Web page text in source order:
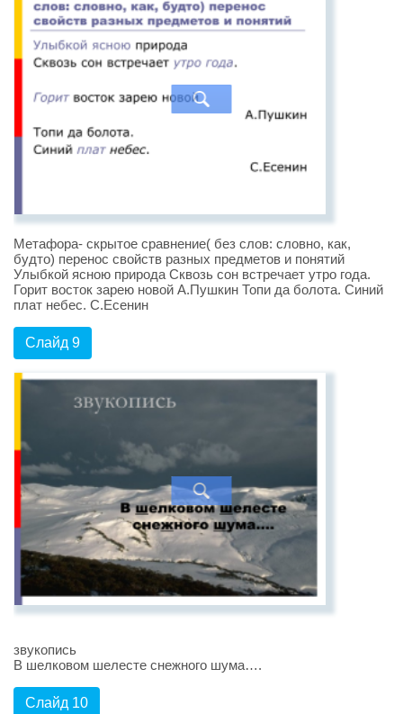
Метафора- скрытое сравнение( без слов: словно, как,
будто) перенос свойств разных предметов и понятий
Улыбкой ясною природа Сквозь сон встречает утро года.
Горит восток зарею новой А.Пушкин Топи да болота. Синий
плат небес. С.Есенин
Слайд 9
звукопись
В шелковом шелесте снежного шума….
Слайд 10